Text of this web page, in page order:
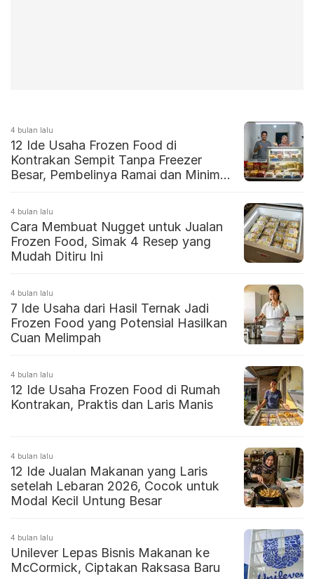
4 bulan lalu
12 Ide Usaha Frozen Food di
Kontrakan Sempit Tanpa Freezer
Besar, Pembelinya Ramai dan Minim
4 bulan lalu
Cara Membuat Nugget untuk Jualan
Frozen Food, Simak 4 Resep yang
Mudah Ditiru Ini
4 bulan lalu
7 Ide Usaha dari Hasil Ternak Jadi
Frozen Food yang Potensial Hasilkan
Cuan Melimpah
4 bulan lalu
12 Ide Usaha Frozen Food di Rumah
Kontrakan, Praktis dan Laris Manis
4 bulan lalu
12 Ide Jualan Makanan yang Laris
setelah Lebaran 2026, Cocok untuk
Modal Kecil Untung Besar
4 bulan lalu
Unilever Lepas Bisnis Makanan ke
McCormick, Ciptakan Raksasa Baru